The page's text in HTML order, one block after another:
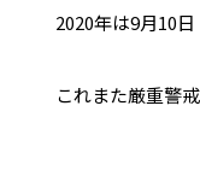
2020年は9月10日
これまた厳重警